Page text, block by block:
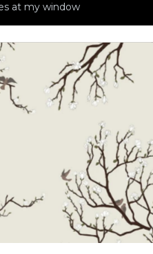
at my window